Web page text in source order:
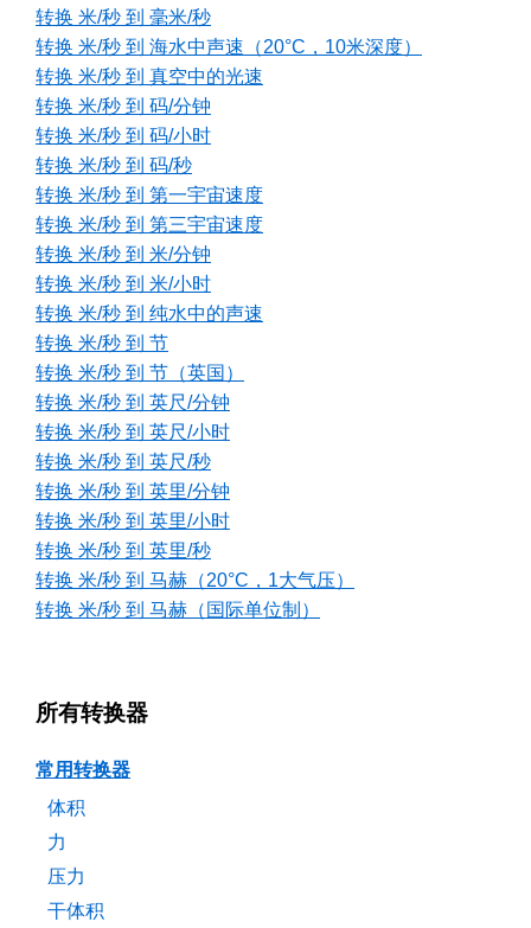
转换 米/秒 到 毫米/秒
转换 米/秒 到 海水中声速（20°C，10米深度）
转换 米/秒 到 真空中的光速
转换 米/秒 到 码/分钟
转换 米/秒 到 码/小时
转换 米/秒 到 码/秒
转换 米/秒 到 第一宇宙速度
转换 米/秒 到 第三宇宙速度
转换 米/秒 到 米/分钟
转换 米/秒 到 米/小时
转换 米/秒 到 纯水中的声速
转换 米/秒 到 节
转换 米/秒 到 节（英国）
转换 米/秒 到 英尺/分钟
转换 米/秒 到 英尺/小时
转换 米/秒 到 英尺/秒
转换 米/秒 到 英里/分钟
转换 米/秒 到 英里/小时
转换 米/秒 到 英里/秒
转换 米/秒 到 马赫（20°C，1大气压）
转换 米/秒 到 马赫（国际单位制）
所有转换器
常用转换器
体积
力
压力
干体积